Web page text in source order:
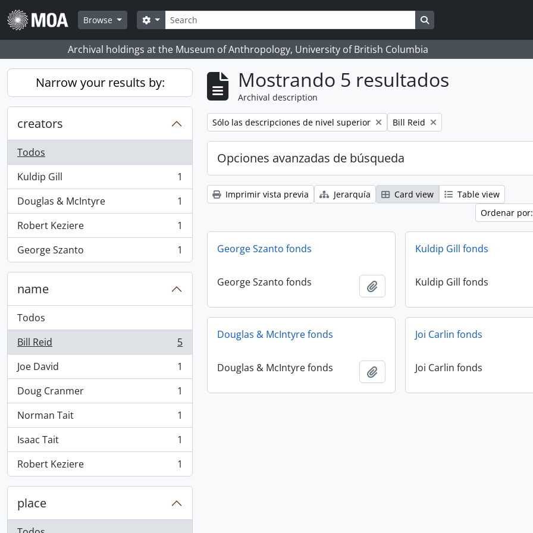
Skip to main content
Browse
Búsqueda
Search options Search in browse page
Archival holdings at the Museum of Anthropology, University of British Columbia
Narrow your results by:
creators
Todos
Kuldip Gill
, 1 resultados
1
Douglas & McIntyre
, 1 resultados
1
Robert Keziere
, 1 resultados
1
George Szanto
, 1 resultados 1
name
Todos
Bill Reid
, 5 resultados
5
Joe David
, 1 resultados
1
Doug Cranmer
, 1 resultados
1
Norman Tait
, 1 resultados
1
Isaac Tait
, 1 resultados
1
Robert Keziere
, 1 resultados 1
place
Mostrando 5 resultados
Archival description
Remove filter:
Sólo las descripciones de nivel superior Remove filter:
Bill Reid
Opciones avanzadas de búsqueda
Imprimir vista previa Jerarquía Card view
Table view
Ordenar
George Szanto fonds
George Szanto fonds Añadir al portapapeles
Kuldip Gill fonds
Kuldip Gill fonds
Douglas & McIntyre fonds
Douglas & McIntyre fonds Añadir al portapapeles
Joi Carlin fonds
Joi Carlin fonds